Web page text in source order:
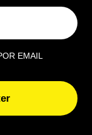
uma das
assado do
durante o
EMAIL